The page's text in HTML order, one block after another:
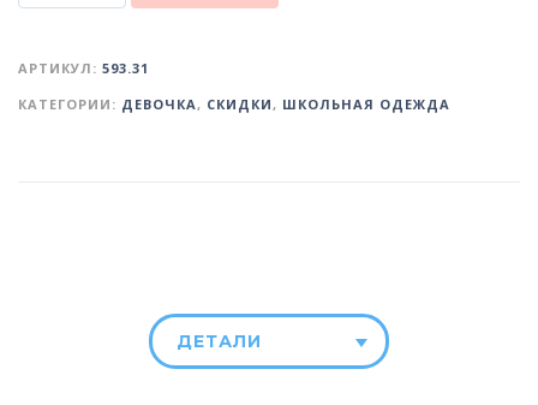
АРТИКУЛ: 593.31
КАТЕГОРИИ: ДЕВОЧКА, СКИДКИ, ШКОЛЬНАЯ ОДЕЖДА
ДЕТАЛИ